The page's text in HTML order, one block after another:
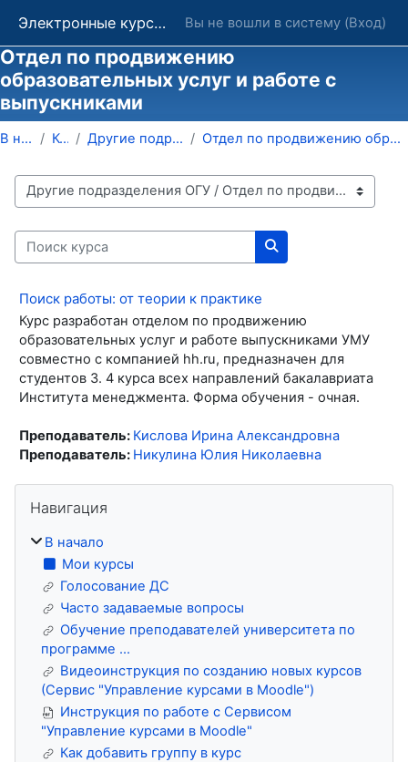
Электронные курсы ОГУ в системе обучения Moodle Вы не вошли в систему (Вход)
Отдел по продвижению
образовательных услуг и работе с
выпускниками
В начало Курсы Другие подразделения ОГУ Отдел по продвижению образовательных услуг и работ...
Категории курсов
Поиск курса
Поиск курса
Поиск работы: от теории к практике
Курс разработан отделом по продвижению
образовательных услуг и работе выпускниками УМУ
совместно с компанией hh.ru, предназначен для
студентов 3. 4 курса всех направлений бакалавриата
Института менеджмента. Форма обучения - очная.
Преподаватель: Кислова Ирина Александровна
Преподаватель: Никулина Юлия Николаевна
Блоки
Навигация
В начало
Мои курсы
Голосование ДС
Часто задаваемые вопросы
Обучение преподавателей университета по
программе ...
Видеоинструкция по созданию новых курсов
(Сервис "Управление курсами в Moodle")
Инструкция по работе с Сервисом
"Управление курсами в Moodle"
Как добавить группу в курс